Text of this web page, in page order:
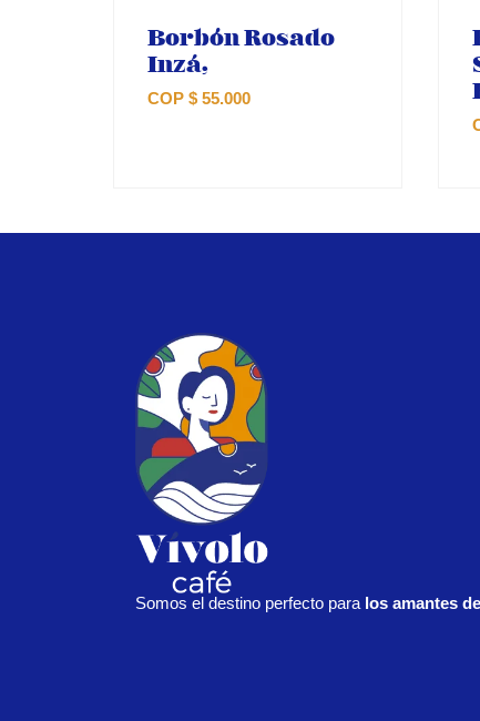
Borbón Rosado
Inzá,
COP $ 55.000
Somos el destino perfecto para los amantes